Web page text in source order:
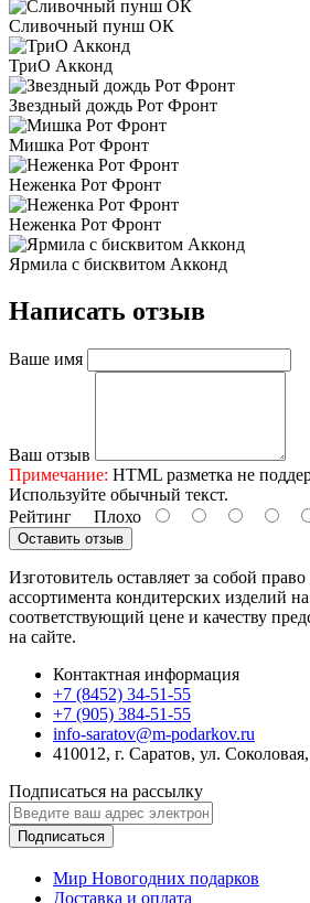
Сливочный пунш ОК
ТриО Акконд
Звездный дождь Рот Фронт
Мишка Рот Фронт
Неженка Рот Фронт
Неженка Рот Фронт
Ярмила с бисквитом Акконд
Написать отзыв
Ваше имя
Ваш отзыв
Примечание: HTML разметка не
Используйте обычный текст.
Рейтинг Плохо
Оставить отзыв
Изготовитель оставляет за собой
ассортимента кондитерских изделий
соответствующий цене и качеству
на сайте.
Контактная информация
+7 (8452) 34-51-55
+7 (905) 384-51-55
info-saratov@m-podarkov.ru
410012, г. Саратов, ул.
Подписаться на рассылку
Подписаться
Мир Новогодних подарков
Доставка и оплата